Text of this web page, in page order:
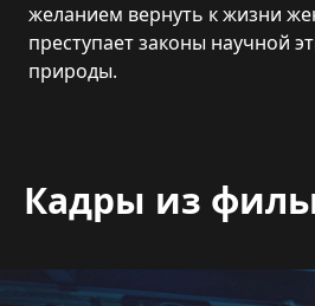
желанием вернуть к жизни
преступает законы научной
природы.
Кадры из